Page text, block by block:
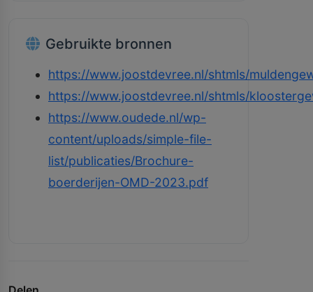
Gebruikte bronnen
https://www.joostdevree.nl/shtmls/
https://www.joostdevree.nl/shtmls/
https://www.oudede.nl/wp-
content/uploads/simple-file-
list/publicaties/Brochure-
boerderijen-OMD-2023.pdf